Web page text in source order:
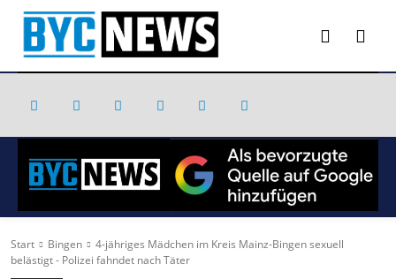
Start Bingen
4-jähriges Mädchen im Kreis Mainz-Bingen sexuell
belästigt - Polizei fahndet nach Täter